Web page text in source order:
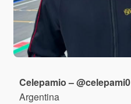
Celepamio – @celepami0
Argentina